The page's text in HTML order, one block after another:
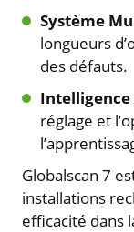
Système
longueurs
des défauts.
réglage et
Globalscan 7
installations
efficacité dans